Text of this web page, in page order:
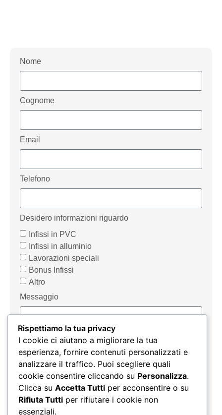
Nome
Cognome
Email
Telefono
Desidero informazioni riguardo
Infissi in PVC
Infissi in alluminio
Lavorazioni speciali
Bonus Infissi
Altro
Messaggio
Autorizzo il trattamento dei miei dati personali (D. Lgs.
196/2003).F.lli Rossetto Srlpotrà procedere direttamente o
tramite terzi al trattamento con qualsiasi mezzo dei dati
personali risultanti dalla presente documentazione per il
Rispettiamo la tua privacy
I cookie ci aiutano a migliorare la tua
esperienza, fornire contenuti personalizzati e
analizzare il traffico. Puoi scegliere quali
cookie consentire cliccando su Personalizza.
Clicca su Accetta Tutti per acconsentire o su
Rifiuta Tutti per rifiutare i cookie non
essenziali.